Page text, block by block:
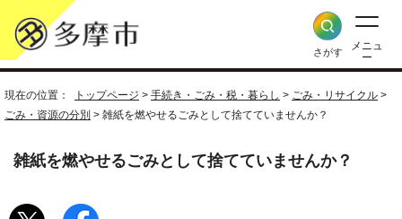
さがす
メニュ
ー
現在の位置： トップページ > 手続き・ごみ・税・暮らし > ごみ・リサイクル >
ごみ・資源の分別 > 雑紙を燃やせるごみとして捨てていませんか？
雑紙を燃やせるごみとして捨てていませんか？